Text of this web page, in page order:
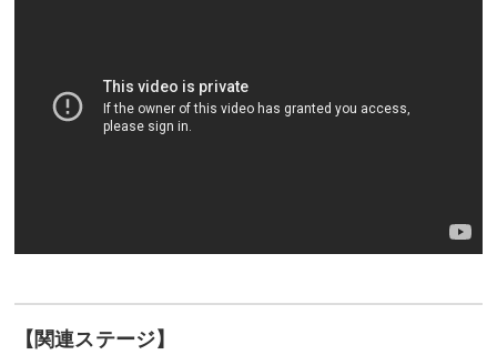
【関連ステージ】